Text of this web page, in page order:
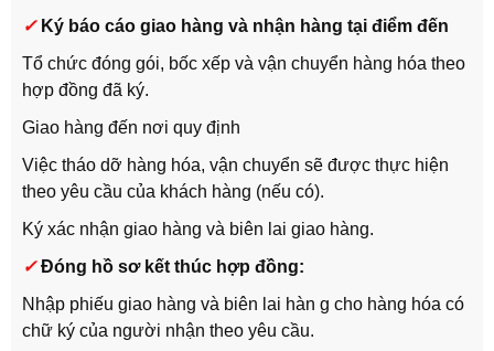
✓ Ký báo cáo giao hàng và nhận hàng tại điểm đến
Tổ chức đóng gói, bốc xếp và vận chuyển hàng hóa theo
hợp đồng đã ký.
Giao hàng đến nơi quy định
Việc tháo dỡ hàng hóa, vận chuyển sẽ được thực hiện
theo yêu cầu của khách hàng (nếu có).
Ký xác nhận giao hàng và biên lai giao hàng.
✓Đóng hồ sơ kết thúc hợp đồng:
Nhập phiếu giao hàng và biên lai hàn g cho hàng hóa có
chữ ký của người nhận theo yêu cầu.